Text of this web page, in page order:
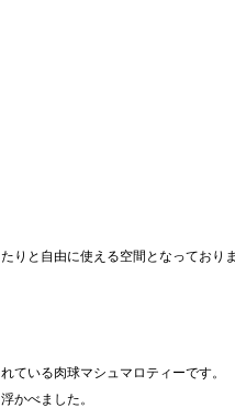
りと自由に使える空間となっておりま
ている肉球マシュマロティーです。
かべました。